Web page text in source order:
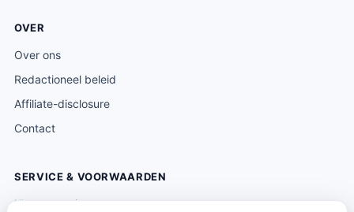
OVER
Over ons
Redactioneel beleid
Affiliate-disclosure
Contact
SERVICE & VOORWAARDEN
Klantenservice